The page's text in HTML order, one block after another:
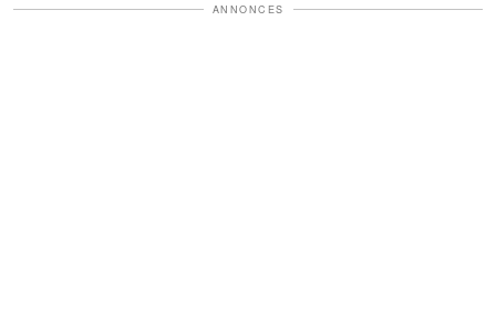
ANNONCES